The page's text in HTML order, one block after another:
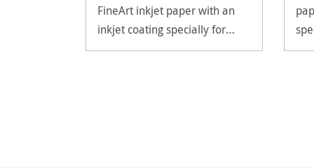
FineArt inkjet paper with an
inkjet coating specially for
FineArt applications.